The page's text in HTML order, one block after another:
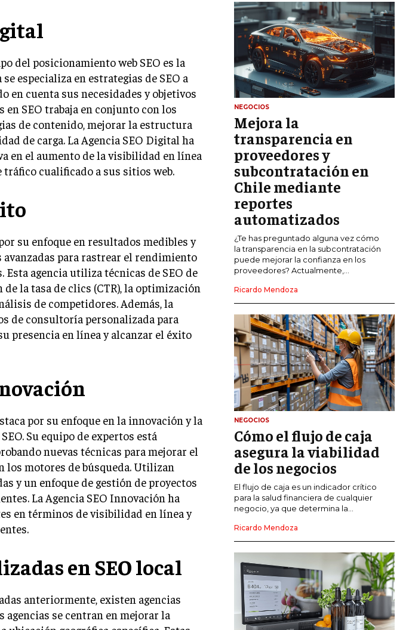
EMPRENDIMIENTO
PLANIFICACIÓN EMPRESARIAL
FINANZAS
FINANZAS Y CONTABILIDAD
GESTIÓN DE RECURSOS FINANCIEROS
INVERSIONES Y MERCADOS FINANCIEROS
CONTABILIDAD EMPRESARIAL
ECONOMÍA EMPRESARIAL
INTERNACIONAL
NEGOCIOS INTERNACIONALES
COMERCIO INTERNACIONAL
EXPANSIÓN GLOBAL
ALIANZAS ESTRATÉGICAS
TECNOLOGIA
SOSTENIBILIDAD Y MEDIO AMBIENTE
GESTIÓN DE LA INNOVACIÓN
TECNOLÓGICA
TRANSFORMACIÓN DIGITAL
ANALÍTICA EMPRESARIAL Y BUSINESS
INTELLIGENCE
CIBERSEGURIDAD EMPRESARIAL
ESTRATEGIA
EMPRESAS FAMILIARES Y SUCESIÓN
NEGOCIACIÓN Y RESOLUCIÓN DE
CONFLICTOS
DERECHO EMPRESARIAL Y
REGULACIONES
ÉXITO EMPRESARIAL Y CASOS DE
ESTUDIO
del posicionamiento web SEO es la
especializa en estrategias de SEO a
en cuenta sus necesidades y objetivos
en SEO trabaja en conjunto con los
de contenido, mejorar la estructura
de carga. La Agencia SEO Digital ha
en el aumento de la visibilidad en línea
tráfico cualificado a sus sitios web.
su enfoque en resultados medibles y
para rastrear el rendimiento
agencia utiliza técnicas de SEO de
la tasa de clics (CTR), la optimización
de competidores. Además, la
de consultoría personalizada para
presencia en línea y alcanzar el éxito
por su enfoque en la innovación y la
Su equipo de expertos está
nuevas técnicas para mejorar el
los motores de búsqueda. Utilizan
y un enfoque de gestión de proyectos
La Agencia SEO Innovación ha
en términos de visibilidad en línea y
en SEO local
anteriormente, existen agencias
agencias se centran en mejorar la
NEGOCIOS
Mejora la
transparencia en
proveedores y
subcontratación en
Chile mediante
reportes
automatizados
¿Te has preguntado alguna vez cómo
la transparencia en la subcontratación
puede mejorar la confianza en los
proveedores? Actualmente,...
Ricardo Mendoza
NEGOCIOS
Cómo el flujo de caja
asegura la viabilidad
de los negocios
El flujo de caja es un indicador crítico
para la salud financiera de cualquier
negocio, ya que determina la...
Ricardo Mendoza